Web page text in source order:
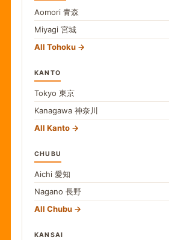
Aomori 青森
Miyagi 宮城
All Tohoku
KANTO
Tokyo 東京
Kanagawa 神奈川
All Kanto
CHUBU
Aichi 愛知
Nagano 長野
All Chubu
KANSAI